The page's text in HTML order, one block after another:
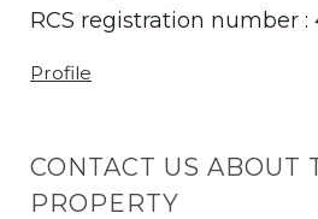
RCS registration number :
Profile
CONTACT US ABOUT
PROPERTY